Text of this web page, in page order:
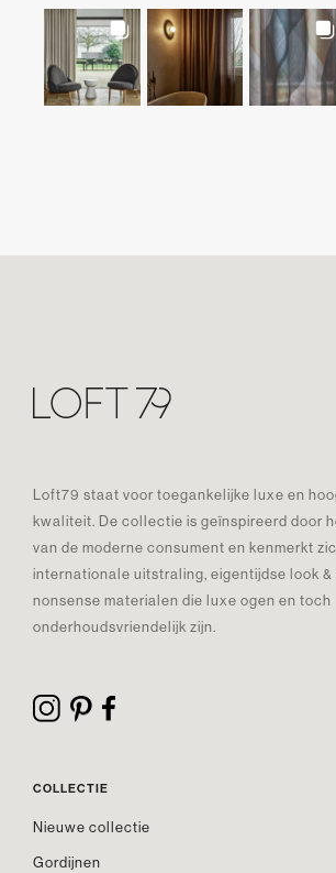
Loft79 staat voor toegankelijke luxe en
kwaliteit. De collectie is geïnspireerd door
van de moderne consument en kenmerkt
internationale uitstraling, eigentijdse look &
nonsense materialen die luxe ogen en toch
onderhoudsvriendelijk zijn.
COLLECTIE
Nieuwe collectie
Gordijnen